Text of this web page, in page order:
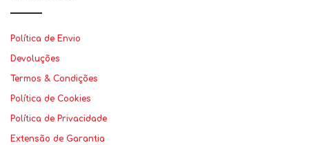
Política de Envio
Devoluções
Termos & Condições
Política de Cookies
Política de Privacidade
Extensão de Garantia